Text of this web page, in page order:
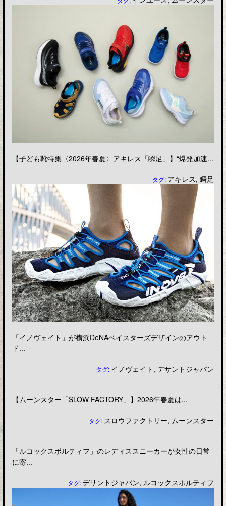
【子ども靴特集〈2026年春夏〉アキレス「瞬足」】“爆発加速...
タグ: アキレス,瞬足
「イノヴェイト」が横浜DeNAベイスターズデザインのアウト
ド...
タグ: イノヴェイト ,デサントジャパン
【ムーンスター「SLOW FACTORY」】2026年春夏は...
タグ: スロウファクトリー, ムーンスター
「ルコックスポルティフ」のレディススニーカーが女性の日常
に寄...
タグ:デサントジャパン, ルコックスポルティフ